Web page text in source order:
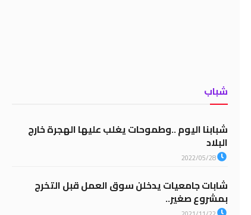
شباب
شبابنا اليوم ..وطموحات يغلب عليها الهجرة خارج
البلاد
2022/05/28
شابات جامعيات يدخلن سوق العمل قبل التخرج
بمشروع صغير..